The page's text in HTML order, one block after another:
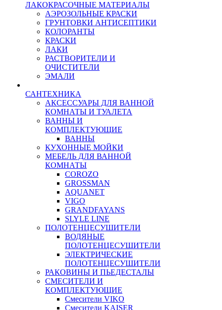
ЛАКОКРАСОЧНЫЕ МАТЕРИАЛЫ
АЭРОЗОЛЬНЫЕ КРАСКИ
ГРУНТОВКИ АНТИСЕПТИКИ
КОЛОРАНТЫ
КРАСКИ
ЛАКИ
РАСТВОРИТЕЛИ И
ОЧИСТИТЕЛИ
ЭМАЛИ
САНТЕХНИКА
АКСЕССУАРЫ ДЛЯ ВАННОЙ
КОМНАТЫ И ТУАЛЕТА
ВАННЫ И
КОМПЛЕКТУЮЩИЕ
ВАННЫ
КУХОННЫЕ МОЙКИ
МЕБЕЛЬ ДЛЯ ВАННОЙ
КОМНАТЫ
COROZO
GROSSMAN
AQUANET
VIGO
GRANDFAYANS
SLYLE LINE
ПОЛОТЕНЦЕСУШИТЕЛИ
ВОДЯНЫЕ
ПОЛОТЕНЦЕСУШИТЕЛИ
ЭЛЕКТРИЧЕСКИЕ
ПОЛОТЕНЦЕСУШИТЕЛИ
РАКОВИНЫ И ПЬЕДЕСТАЛЫ
СМЕСИТЕЛИ И
КОМПЛЕКТУЮЩИЕ
Смесители VIKO
Смесители KAISER